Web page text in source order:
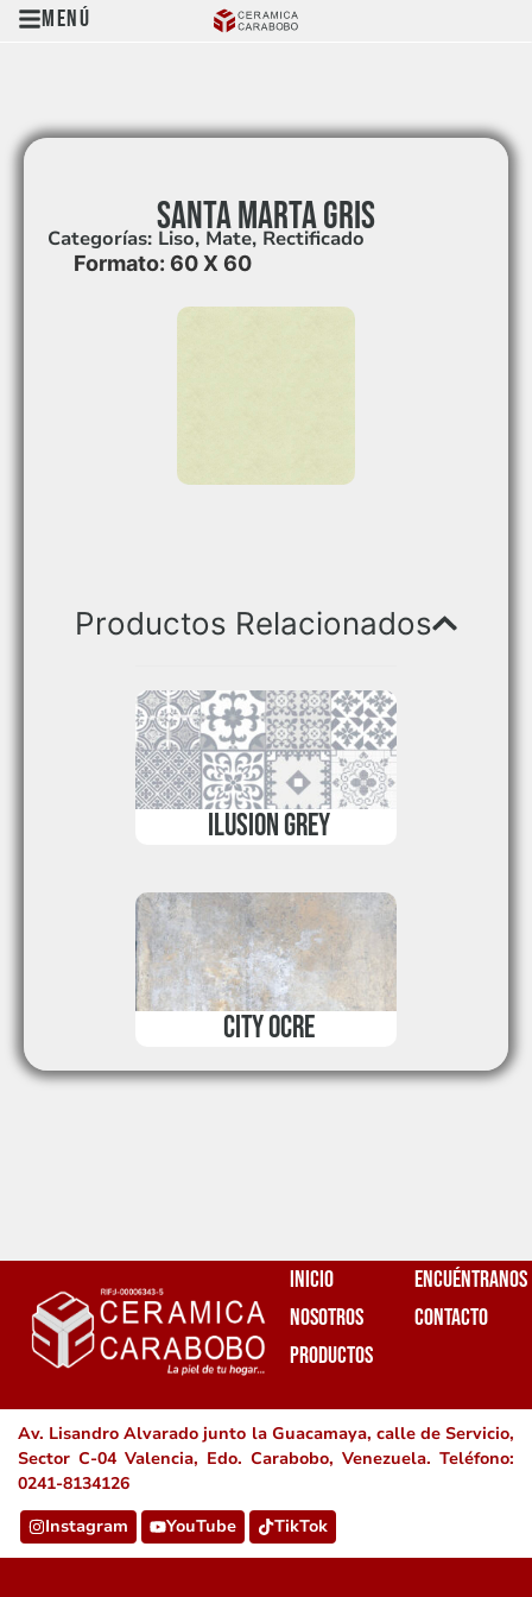
Menú
SANTA MARTA GRIS
Categorías: Liso, Mate, Rectificado
Formato: 60 X 60
Productos Relacionados
ILUSION GREY
CITY OCRE
Inicio
Nosotros
Productos
Encuéntranos
Contacto
Av. Lisandro Alvarado junto la Guacamaya, calle de Servicio,
Sector C-04 Valencia, Edo. Carabobo, Venezuela. Teléfono:
0241-8134126
Instagram
YouTube TikTok